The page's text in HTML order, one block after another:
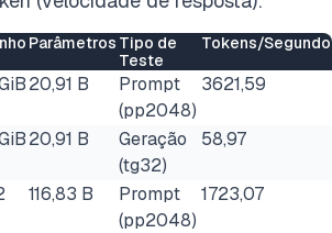
Parâmetros Tipo de
Teste
Tokens/Segundo
20,91 B
Prompt
(pp2048)
3621,59
20,91 B
Geração
(tg32)
58,97
116,83 B
Prompt
(pp2048)
1723,07